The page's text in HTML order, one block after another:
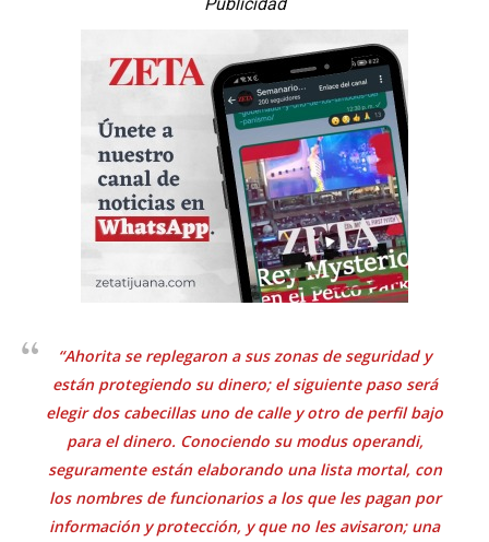
“Ahorita se replegaron a sus zonas de seguridad y
están protegiendo su dinero; el siguiente paso será
elegir dos cabecillas uno de calle y otro de perfil bajo
para el dinero. Conociendo su modus operandi,
seguramente están elaborando una lista mortal, con
los nombres de funcionarios a los que les pagan por
información y protección, y que no les avisaron; una